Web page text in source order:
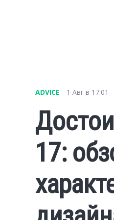
ADVICE 1 Авг в 17:01
17: